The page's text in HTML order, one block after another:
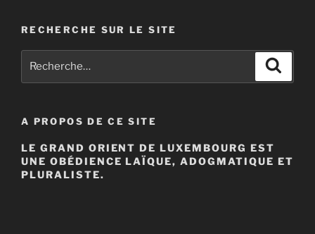
RECHERCHE SUR LE SITE
A PROPOS DE CE SITE
LE GRAND ORIENT DE LUXEMBOURG EST
UNE OBÉDIENCE LAÏQUE, ADOGMATIQUE ET
PLURALISTE.